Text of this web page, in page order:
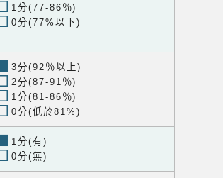
1分(77-86％)
0分(77%以下)
3分(92％以上)
2分(87-91％)
1分(81-86％)
0分(低於81%)
1分(有)
0分(無)